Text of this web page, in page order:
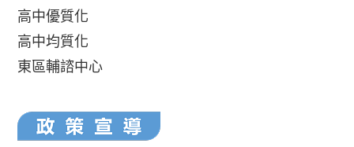
高中優質化
高中均質化
東區輔諮中心